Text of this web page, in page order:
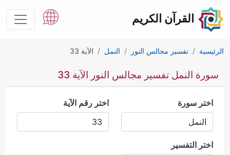
القرآن الكريم
الرئيسية تفسير مجالس النور النمل الآية 33
سورة النمل تفسير مجالس النور الآية 33
اختر سورة اختر رقم الآية
اختر التفسير